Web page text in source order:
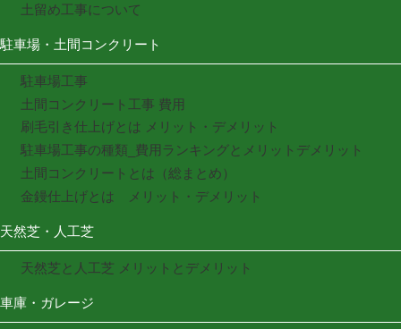
土留め工事について
駐車場・土間コンクリート
駐車場工事
土間コンクリート工事 費用
刷毛引き仕上げとは メリット・デメリット
駐車場工事の種類_費用ランキングとメリットデメリット
土間コンクリートとは（総まとめ）
金鏝仕上げとは メリット・デメリット
天然芝・人工芝
天然芝と人工芝 メリットとデメリット
車庫・ガレージ